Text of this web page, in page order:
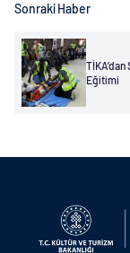
Sonraki Haber
Eğitimi